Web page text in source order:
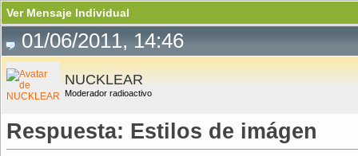
Ver Mensaje Individual
01/06/2011, 14:46
NUCKLEAR
Moderador radioactivo
Respuesta: Estilos de imágen